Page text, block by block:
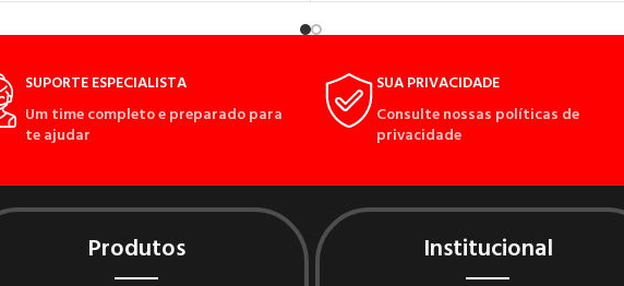
SUPORTE ESPECIALISTA
Um time completo e preparado para
te ajudar
SUA PRIVACIDADE
Consulte nossas políticas de
privacidade
Produtos Institucional